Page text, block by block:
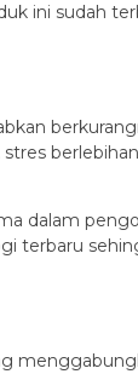
ini sudah
dalam
terbaru